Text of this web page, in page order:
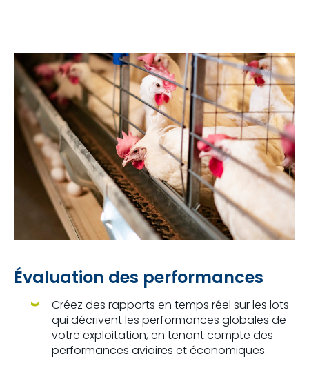
Évaluation des performances
Créez des rapports en temps réel sur les lots
qui décrivent les performances globales de
votre exploitation, en tenant compte des
performances aviaires et économiques.